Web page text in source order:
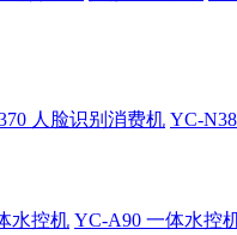
人脸识别消费机 YC-
水控机 YC-A90 一体水控